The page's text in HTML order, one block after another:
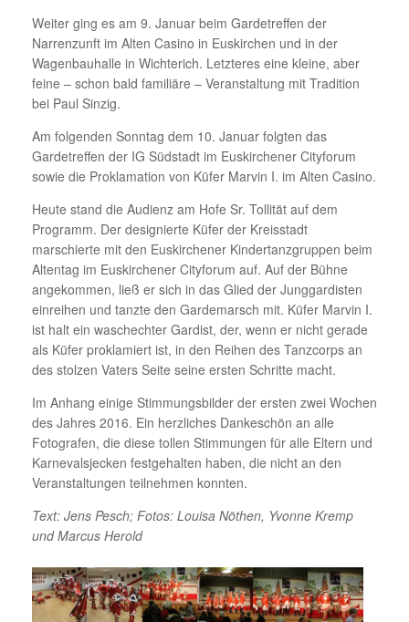
Weiter ging es am 9. Januar beim Gardetreffen der
Narrenzunft im Alten Casino in Euskirchen und in der
Wagenbauhalle in Wichterich. Letzteres eine kleine, aber
feine – schon bald familiäre – Veranstaltung mit Tradition
bei Paul Sinzig.
Am folgenden Sonntag dem 10. Januar folgten das
Gardetreffen der IG Südstadt im Euskirchener Cityforum
sowie die Proklamation von Küfer Marvin I. im Alten Casino.
Heute stand die Audienz am Hofe Sr. Tollität auf dem
Programm. Der designierte Küfer der Kreisstadt
marschierte mit den Euskirchener Kindertanzgruppen beim
Altentag im Euskirchener Cityforum auf. Auf der Bühne
angekommen, ließ er sich in das Glied der Junggardisten
einreihen und tanzte den Gardemarsch mit. Küfer Marvin I.
ist halt ein waschechter Gardist, der, wenn er nicht gerade
als Küfer proklamiert ist, in den Reihen des Tanzcorps an
des stolzen Vaters Seite seine ersten Schritte macht.
Im Anhang einige Stimmungsbilder der ersten zwei Wochen
des Jahres 2016. Ein herzliches Dankeschön an alle
Fotografen, die diese tollen Stimmungen für alle Eltern und
Karnevalsjecken festgehalten haben, die nicht an den
Veranstaltungen teilnehmen konnten.
Text: Jens Pesch; Fotos: Louisa Nöthen, Yvonne Kremp
und Marcus Herold